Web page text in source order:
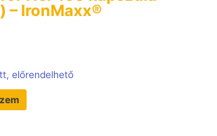
– IronMaxx®
előrendelhető